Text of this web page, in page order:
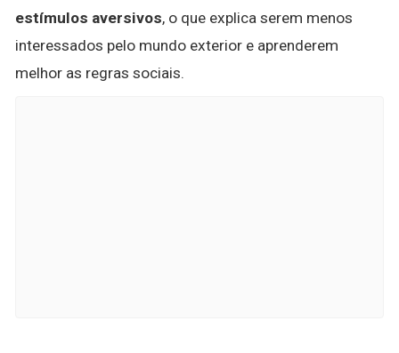
estímulos aversivos, o que explica serem menos
interessados pelo mundo exterior e aprenderem
melhor as regras sociais.